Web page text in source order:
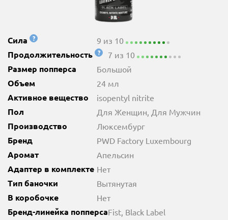
Сила ? 9 из 10
Продолжительность ? 7 из 10
Размер попперса Большой
Объем 24 мл
Активное вещество isopentyl nitrite
Пол Для Женщин, Для Мужчин
Производство Люксембург
Бренд PWD Factory Luxembourg
Аромат Апельсин
Адаптер в комплекте Нет
Тип баночки Вытянутая
В коробочке Нет
Бренд-линейка попперсаFist, Black Label